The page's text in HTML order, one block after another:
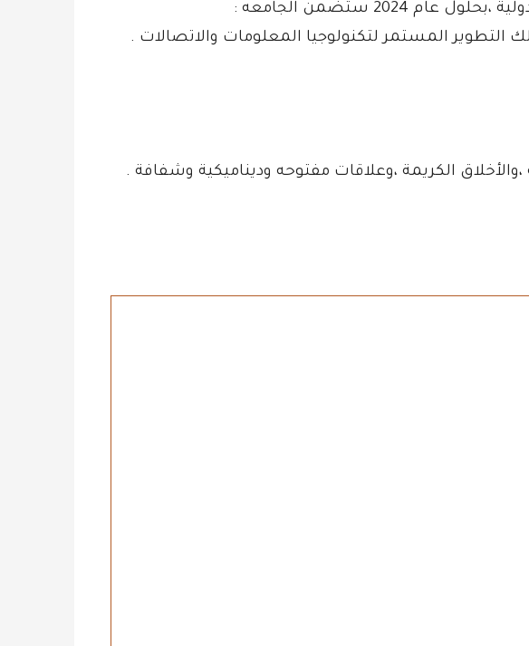
ستضمن الجامعه :
المستمر لتكنولوجيا المعلومات والاتصالات .
،والأخلاق الكريمة ،وعلاقات مفتوحه وديناميكية وشفافة .